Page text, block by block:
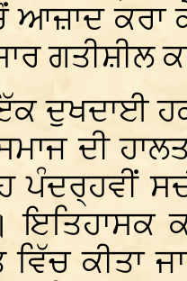
ਆਜ਼ਾਦ ਕਰਾ
ਗਤੀਸ਼ੀਲ
ਦੁਖਦਾਈ
ਦੀ
ਪੰਦਰ੍ਹਵੀਂ
ਇਤਿਹਾਸਕ
ਕੀਤਾ